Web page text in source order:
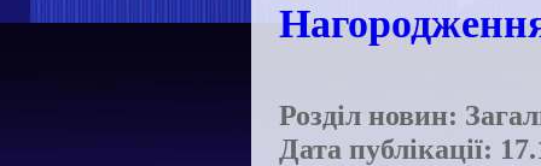
Розділ новин:
Дата публікації: